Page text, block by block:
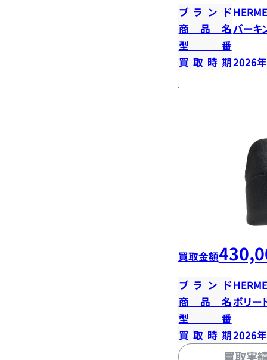
ブランド
商品名 バーキ
型番
買取時期2026
買取金額
ブランド
商品名ボリー
型番
買取時期2026
買取実